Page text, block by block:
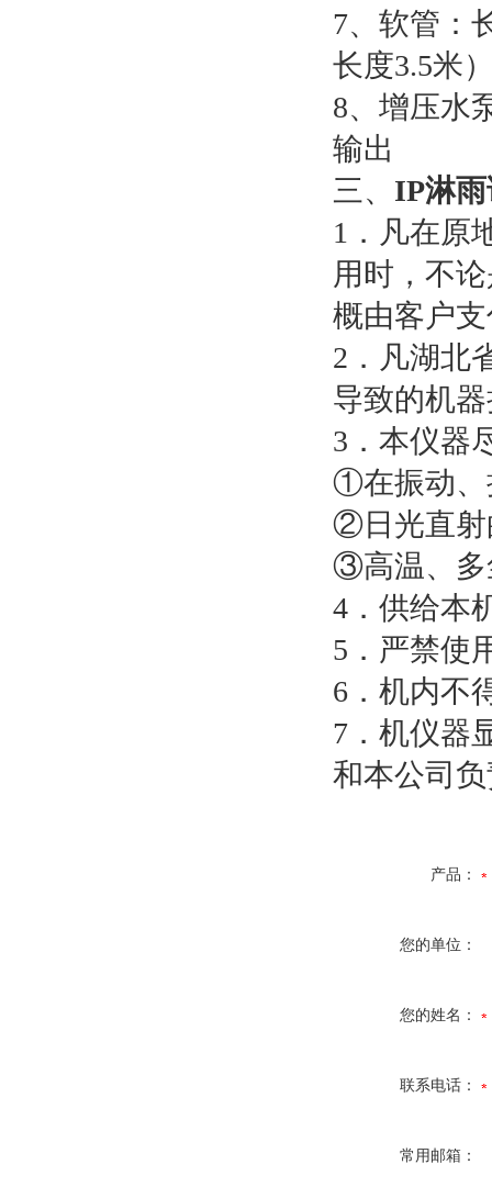
7、软管：
长度3.5米
8、增压水
输出
三、 IP淋
1．凡在原
用时，不
概由客户
2．凡湖北
导致的机
3．本仪器
①在振动、
②日光直射
③高温、多
4．供给本
5．严禁使
6．机内不
7．机仪器
和本公司
产品：
您的单位：
您的姓名：
联系电话：
常用邮箱：